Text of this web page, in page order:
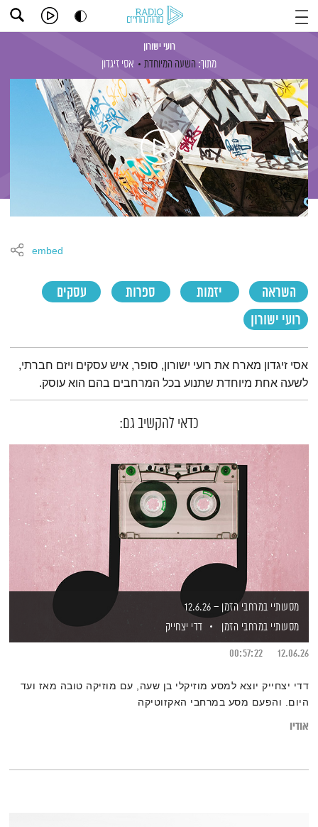
רועי ישורון
מתוך: השעה המיוחדת אסי זיגדון
השראה יזמות ספרות
עסקים
רועי ישורון
embed
תמצית הפודקאסט
אסי זיגדון מארח את רועי ישורון, סופר, איש עסקים ויזם חברתי,
לשעה אחת מיוחדת שתנוע בכל המרחבים בהם הוא עוסק.
כדאי להקשיב גם:
מסעותיי במרחבי הזמן – 12.6.26
מסעותיי במרחבי הזמן
דדי יצחייק
12.06.26
00:57:22
דדי יצחייק יוצא למסע מוזיקלי בן שעה, עם מוזיקה טובה מאז ועד
היום. והפעם מסע במרחבי האקזוטיקה
אודיו